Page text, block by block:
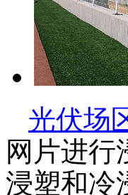
光伏场
网片进行
浸塑和冷